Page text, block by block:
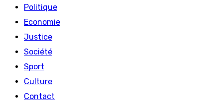
Politique
Economie
Justice
Société
Sport
Culture
Contact